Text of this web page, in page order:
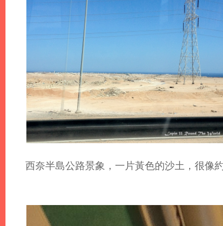
西奈半島公路景象，一片黃色的沙土，很像